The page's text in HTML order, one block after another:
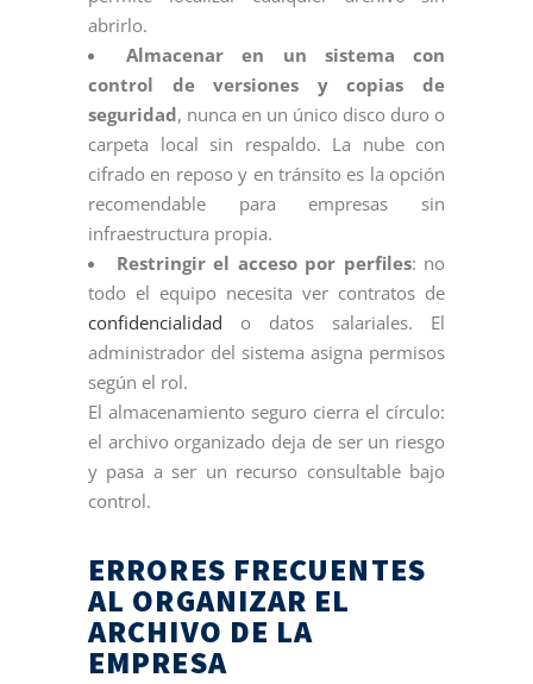
abrirlo.
Almacenar en un sistema con
control de versiones y copias de
seguridad, nunca en un único disco duro o
carpeta local sin respaldo. La nube con
cifrado en reposo y en tránsito es la opción
recomendable para empresas sin
infraestructura propia.
Restringir el acceso por perfiles: no
todo el equipo necesita ver contratos de
confidencialidad o datos salariales. El
administrador del sistema asigna permisos
según el rol.
El almacenamiento seguro cierra el círculo:
el archivo organizado deja de ser un riesgo
y pasa a ser un recurso consultable bajo
control.
ERRORES FRECUENTES
AL ORGANIZAR EL
ARCHIVO DE LA
EMPRESA